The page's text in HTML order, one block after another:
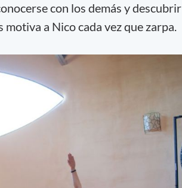
con los demás y descubrir
motiva a Nico cada vez que zarpa.